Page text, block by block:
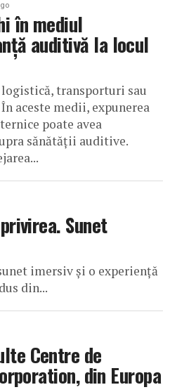
în mediul
auditivă la locul
transporturi sau
aceste medii, expunerea
poate avea
sănătății auditive.
Sunet
imersiv și o experiență
din...
Centre de
din Europa